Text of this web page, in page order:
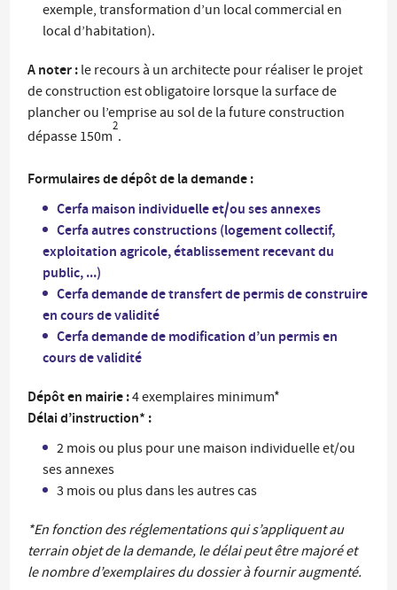
exemple, transformation d’un local commercial en
local d’habitation).
A noter : le recours à un architecte pour réaliser le projet
de construction est obligatoire lorsque la surface de
plancher ou l’emprise au sol de la future construction
dépasse 150m
2
.
Formulaires de dépôt de la demande :
Cerfa maison individuelle et/ou ses annexes
Cerfa autres constructions (logement collectif,
exploitation agricole, établissement recevant du
public, ...)
Cerfa demande de transfert de permis de construire
en cours de validité
Cerfa demande de modification d’un permis en
cours de validité
Dépôt en mairie :4 exemplaires minimum*
Délai d’instruction* :
2 mois ou plus pour une maison individuelle et/ou
ses annexes
3 mois ou plus dans les autres cas
*En fonction des réglementations qui s’appliquent au
terrain objet de la demande, le délai peut être majoré et
le nombre d’exemplaires du dossier à fournir augmenté.